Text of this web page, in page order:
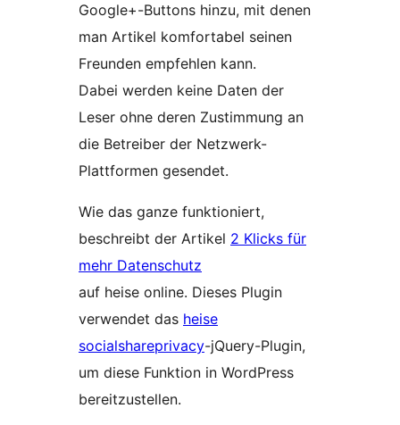
Google+-Buttons hinzu, mit denen
man Artikel komfortabel seinen
Freunden empfehlen kann.
Dabei werden keine Daten der
Leser ohne deren Zustimmung an
die Betreiber der Netzwerk-
Plattformen gesendet.
Wie das ganze funktioniert,
beschreibt der Artikel 2 Klicks für
mehr Datenschutz
auf heise online. Dieses Plugin
verwendet das heise
socialshareprivacy-jQuery-Plugin,
um diese Funktion in WordPress
bereitzustellen.